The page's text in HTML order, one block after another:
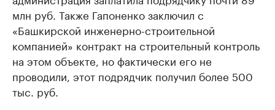
млн руб. Также Гапоненко заключил с
«Башкирской инженерно-строительной
компанией» контракт на строительный контроль
на этом объекте, но фактически его не
проводили, этот подрядчик получил более 500
тыс. руб.